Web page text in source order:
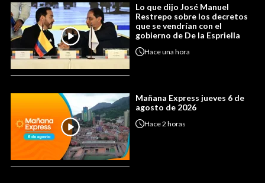
Lo que dijo José Manuel
Restrepo sobre los decretos
que se vendrían con el
gobierno de De la Espriella
Haceuna hora
Mañana Express jueves 6 de
agosto de 2026
Hace2 horas